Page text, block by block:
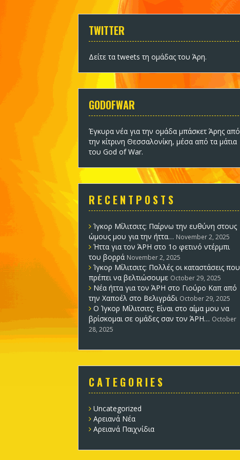
TWITTER
Δείτε τα tweets τη ομάδας του Άρη.
GODOFWAR
Έγκυρα νέα για την ομάδα μπάσκετ Άρης από
την κίτρινη Θεσσαλονίκη, μέσα από τα μάτια
του God of War.
R E C E N T P O S T S
Ίγκορ Μίλιτσιτς: Παίρνω την ευθύνη στους
ώμους μου για την ήττα… November 2, 2025
Ήττα για τον ΆΡΗ στο 1ο φετινό ντέρμπι
του βορρά November 2, 2025
Ίγκορ Μίλιτσιτς: Πολλές οι καταστάσεις που
πρέπει να βελτιώσουμε October 29, 2025
Νέα ήττα για τον ΆΡΗ στο Γιούρο Καπ από
την Χαποέλ στο Βελιγράδι October 29, 2025
Ο Ίγκορ Μίλιτσιτς: Είναι στο αίμα μου να
βρίσκομαι σε ομάδες σαν τον ΆΡΗ… October
28, 2025
C A T E G O R I E S
Uncategorized
Αρειανά Νέα
Αρειανά Παιχνίδια